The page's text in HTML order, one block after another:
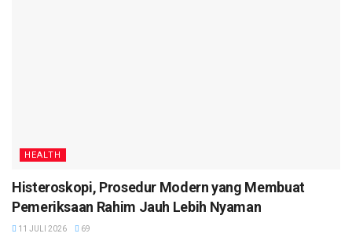
HEALTH
Histeroskopi, Prosedur Modern yang Membuat
Pemeriksaan Rahim Jauh Lebih Nyaman
11 JULI 2026 69